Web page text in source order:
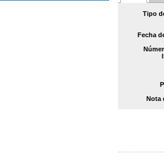
Tipo
Fecha
Nota